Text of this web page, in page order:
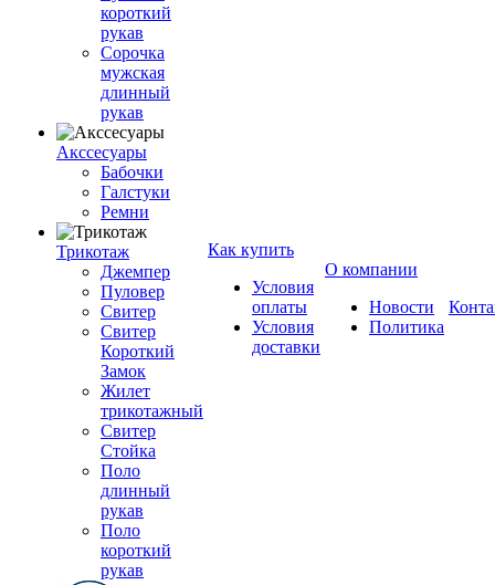
короткий
рукав
Сорочка
мужская
длинный
рукав
Акссесуары
Бабочки
Галстуки
Ремни
Трикотаж
Джемпер
Пуловер
Свитер
Свитер
Короткий
Замок
Жилет
трикотажный
Свитер
Стойка
Поло
длинный
рукав
Поло
короткий
рукав
Как купить
Условия
оплаты
Условия
доставки
О компании
Новости
Политика